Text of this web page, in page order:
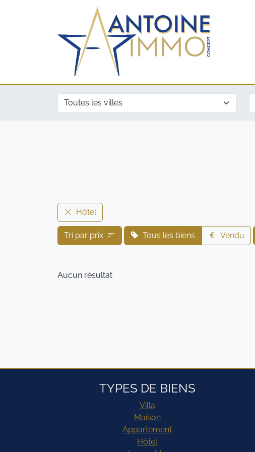
Ville
Hôtel
Tri par prix Tous les biens Vendu
Aucun résultat
TYPES DE BIENS
Villa
Maison
Appartement
Hôtel